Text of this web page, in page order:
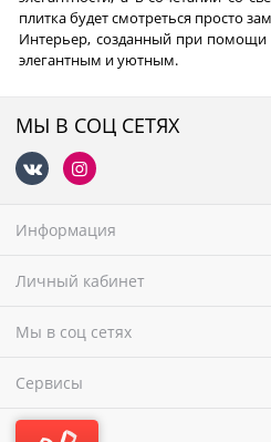
плитка будет смотреться просто
Интерьер, созданный при помощи
элегантным и уютным.
МЫ В СОЦ СЕТЯХ
Информация
Личный кабинет
Мы в соц сетях
Сервисы